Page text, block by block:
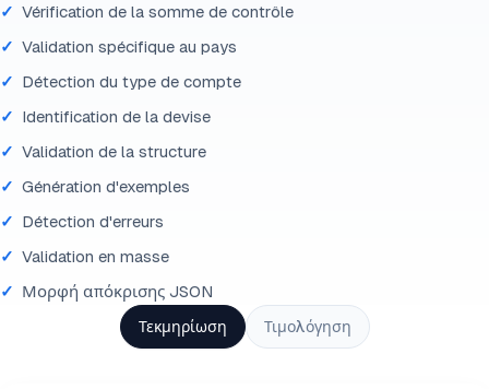
Vérification de la somme de contrôle
Validation spécifique au pays
Détection du type de compte
Identification de la devise
Validation de la structure
Génération d'exemples
Détection d'erreurs
Validation en masse
Μορφή απόκρισης JSON
Τεκμηρίωση Τιμολόγηση